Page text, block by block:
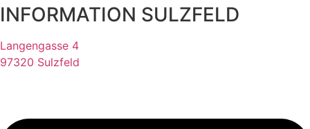
INFORMATION SULZFELD
Langengasse 4
97320 Sulzfeld